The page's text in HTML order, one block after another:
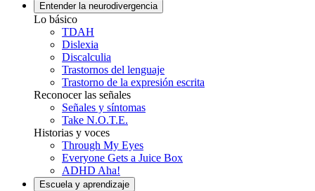
Entender la neurodivergencia
Lo básico
TDAH
Dislexia
Discalculia
Trastornos del lenguaje
Trastorno de la expresión escrita
Reconocer las señales
Señales y síntomas
Take N.O.T.E.
Historias y voces
Through My Eyes
Everyone Gets a Juice Box
ADHD Aha!
Escuela y aprendizaje